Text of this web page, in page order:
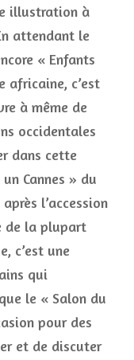
illustration à
attendant le
« Enfants
africaine, c’est
à même de
occidentales
dans cette
Cannes » du
l’accession
de la plupart
c’est une
qui
le « Salon du
pour des
et de discuter